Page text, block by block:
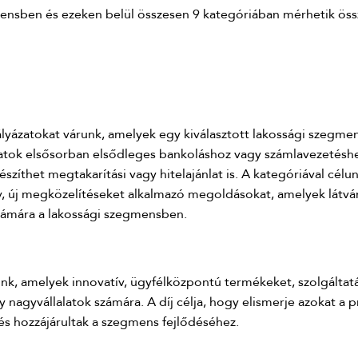
és ezeken belül összesen 9 kategóriában mérhetik
várunk, amelyek egy kiválasztott lakossági
elsősorban elsődleges bankoláshoz vagy
megtakarítási vagy hitelajánlat is. A kategóriával
új megközelítéseket alkalmazó megoldásokat, amelyek
a lakossági szegmensben.
amelyek innovatív, ügyfélközpontú termékeket,
számára. A díj célja, hogy elismerje azokat a
hozzájárultak a szegmens fejlődéséhez.